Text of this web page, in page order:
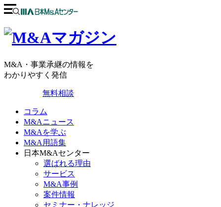
M&A・事業承継の情報を
わかりやすく発信
無料相談
コラム
M&Aニュース
M&Aを学ぶ
M&A用語集
日本M&Aセンター
選ばれる理由
サービス
M&A事例
案件情報
セミナー・ナレッジ